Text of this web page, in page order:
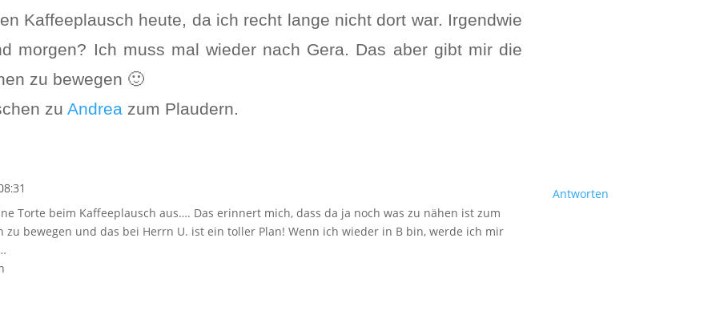
Kaffeeplausch heute, da ich recht lange nicht dort war. Irgendwie
morgen? Ich muss mal wieder nach Gera. Das aber gibt mir die
zu bewegen 🙂
zuAndrea zum Plaudern.
Torte beim Kaffeeplausch aus…. Das erinnert mich, dass da ja noch was zu nähen ist zum
zu bewegen und das bei Herrn U. ist ein toller Plan! Wenn ich wieder in B bin, werde ich mir
Antworten